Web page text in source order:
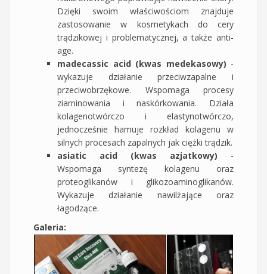
Dzięki swoim właściwościom znajduje
zastosowanie w kosmetykach do cery
trądzikowej i problematycznej, a także anti-
age.
madecassic acid (kwas medekasowy) -
wykazuje działanie przeciwzapalne i
przeciwobrzękowe. Wspomaga procesy
ziarninowania i naskórkowania. Działa
kolagenotwórczo i elastynotwórczo,
jednocześnie hamuje rozkład kolagenu w
silnych procesach zapalnych jak ciężki trądzik.
asiatic acid (kwas azjatkowy) -
Wspomaga syntezę kolagenu oraz
proteoglikanów i glikozoaminoglikanów.
Wykazuje działanie nawilżające oraz
łagodzące.
Galeria: